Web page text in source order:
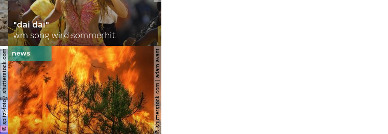
"dai dai"
wm song wird sommerhit
© spitzi-foto / shutterstock.com © shutterstock.com | adam avant